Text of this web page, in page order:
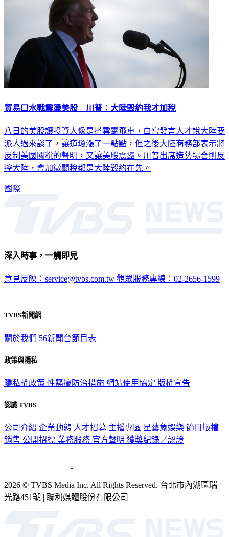
貿易口水戰震盪美股 川普：大陸毀約我才加稅
八日的美股讓投資人像是搭雲霄飛車，白宮發言人才說大陸要
派人過來談了，讓道瓊漲了一點點，但之後大陸商務部表示將
反制美國關稅的聲明，又讓美股震盪。川普出席造勢場合則反
控大陸，會加徵關稅都是大陸毀約在先。
國際
深入時事，一觸即見
意見反映：service@tvbs.com.tw 觀眾服務專線：02-2656-1599
TVBS新聞網
關於我們 56新聞台節目表
政策與隱私
隱私權政策 性騷擾防治措施 網站使用協定 版權宣告
認識 TVBS
公司介紹 企業動態 人才招募 主播專區 星藝象娛樂 節目版權
銷售 公開招標 業務服務 官方聲明 獲獎紀錄／認證
2026 © TVBS Media Inc. All Rights Reserved. 台北市內湖區瑞
光路451號 | 聯利媒體股份有限公司